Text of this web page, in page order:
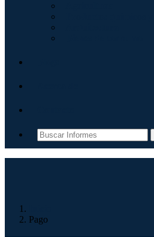
Pago